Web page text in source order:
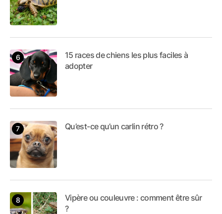
15 races de chiens les plus faciles à
adopter
Qu’est-ce qu’un carlin rétro ?
Vipère ou couleuvre : comment être sûr
?